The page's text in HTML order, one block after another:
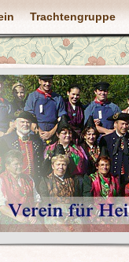
Trachtengruppe